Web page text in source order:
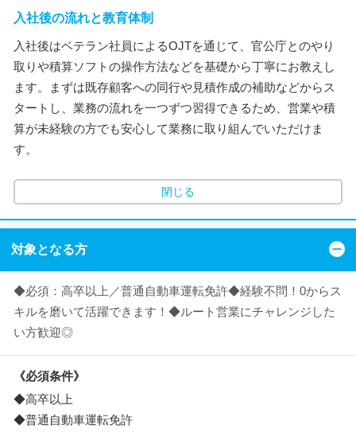
入社後の流れと教育体制
入社後はベテラン社員によるOJTを通じて、官公庁とのやり
取りや積算ソフトの操作方法などを基礎から丁寧にお教えし
ます。まずは既存顧客への同行や見積作成の補助などからス
タートし、業務の流れを一つずつ習得できるため、営業や積
算が未経験の方でも安心して業務に取り組んでいただけま
す。
閉じる
対象となる方
◆必須：高卒以上／普通自動車運転免許◆経験不問！0からス
キルを磨いて活躍できます！◆ルート営業にチャレンジした
い方歓迎◎
《必須条件》
◆高卒以上
◆普通自動車運転免許